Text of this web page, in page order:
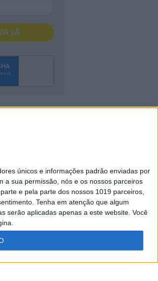
únicos e informações padrão enviadas por
a sua permissão, nós e os nossos parceiros
e pela parte dos nossos 1019 parceiros,
Tenha em atenção que algum
serão aplicadas apenas a este website. Você
JÁ